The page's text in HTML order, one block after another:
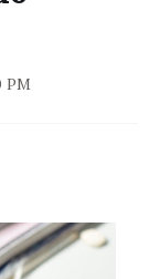
PM